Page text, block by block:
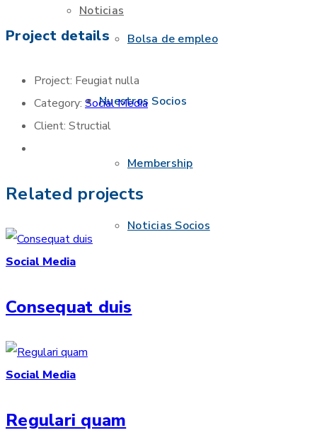
Noticias
Bolsa de empleo
Nuestros Socios
Membership
Noticias Socios
Project details
Project: Feugiat nulla
Category: Social Media
Client: Structial
Related projects
Social Media
Consequat duis
Social Media
Regulari quam